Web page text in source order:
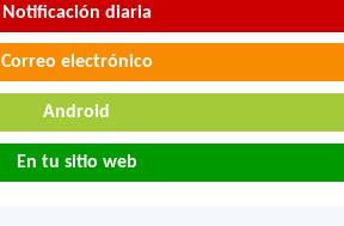
Notificación diaria
Correo electrónico
Android
En tu sitio web